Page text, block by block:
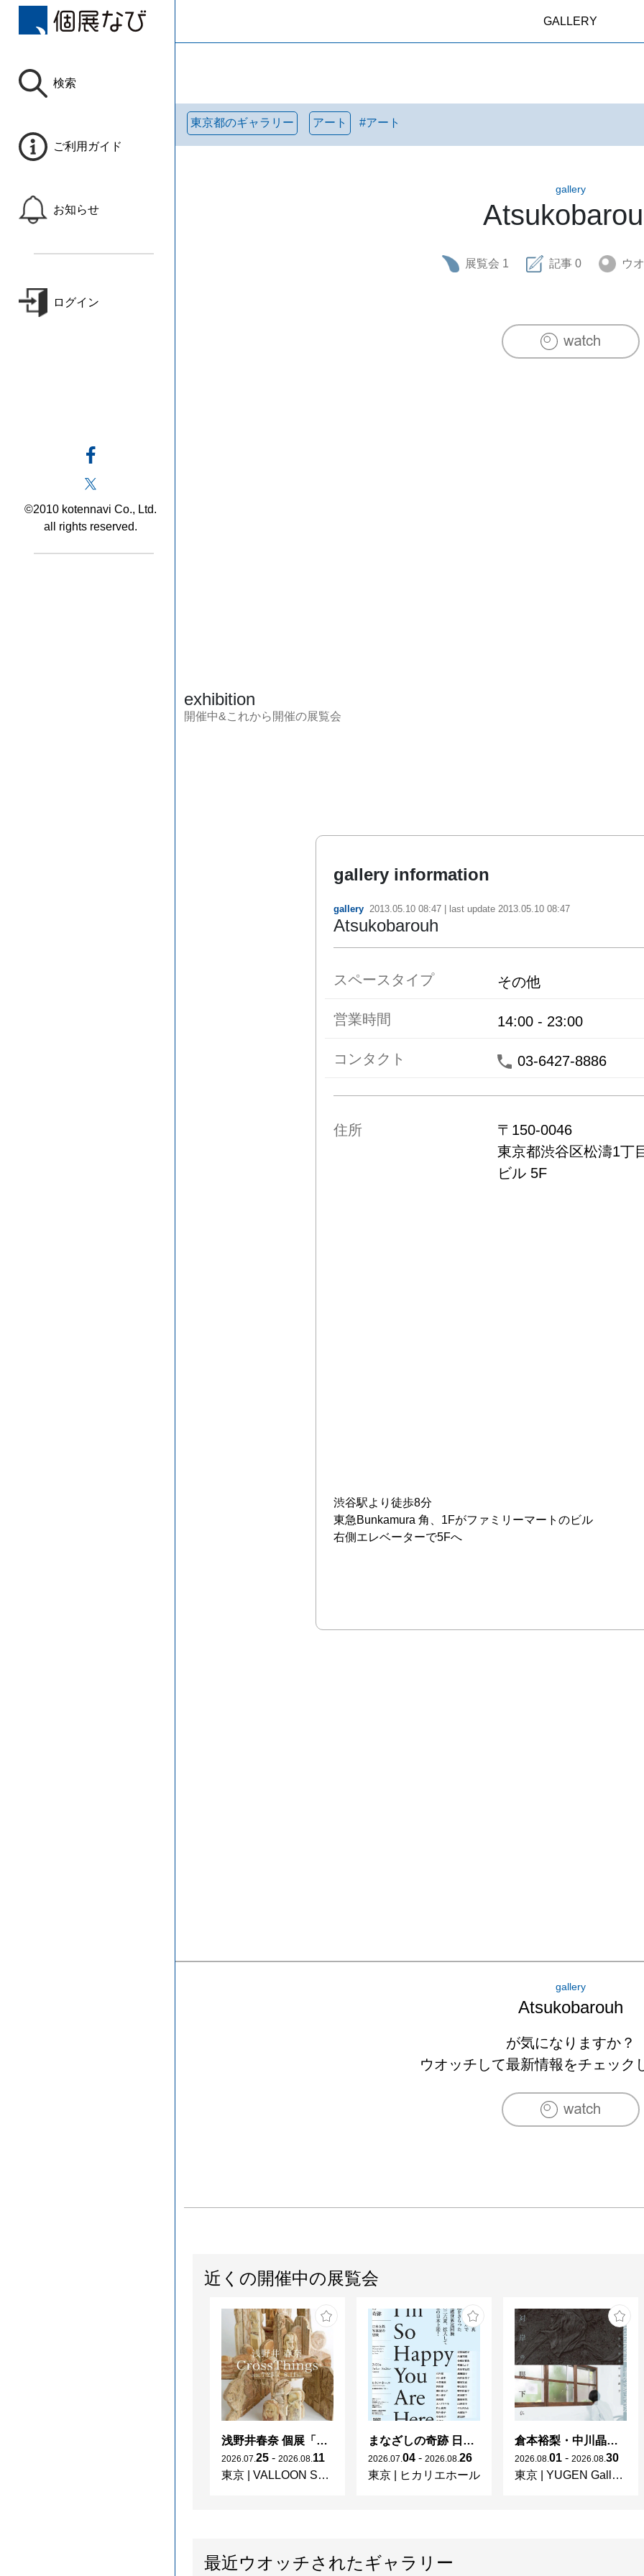
検索
ご利用ガイド
お知らせ
ログイン
©2010 kotennavi Co., Ltd.
all rights reserved.
GALLERY
東京都のギャラリー アート #アート
gallery
展覧会 1 記事 0 ウ
exhibition
開催中&これから開催の展覧会
gallery information
gallery 2013.05.10 08:47 | last update 2013.05.10 08:47
Atsukobarouh
スペースタイプ その他
営業時間 14:00 - 23:00
コンタクト 03-6427-8886
住所 〒 150-0046
東京都渋谷区松濤1丁
ビル 5F
渋谷駅より徒歩8分
東急Bunkamura 角、1Fがファミリーマートのビル
右側エレベーターで5Fへ
gallery
Atsukobarouh
が気になりますか？
ウオッチして最新情報をチェック
近くの開催中の展覧会
浅野井春奈 個展「CrossThings」
2026 07 25 - 2026 08 11
東京
VALLOON STUDIO SHIBUYA
まなざしの奇跡 日本女性写真家の冒険
2026 07 04 - 2026 08 26
東京
ヒカリエホール
倉本裕梨・中川晶子「対岸の眼下に」
2026 08 01 - 2026 08 30
東京
YUGEN Gallery
最近ウオッチされたギャラリー